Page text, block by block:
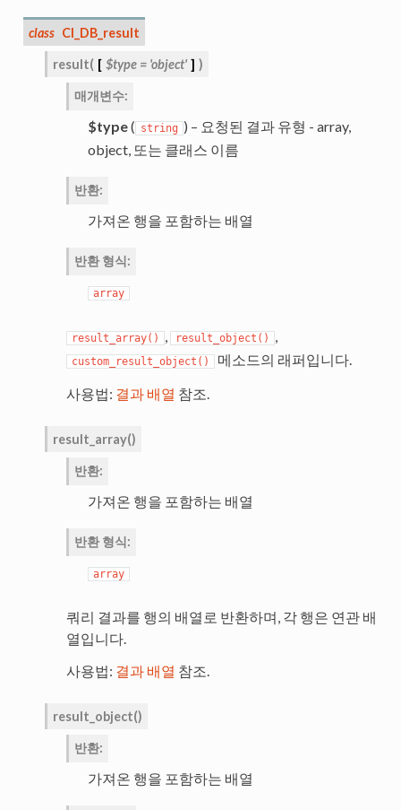
class CI_DB_result
result( [ $type = 'object' ] )
매개변수:
$type( string ) – 요청된 결과 유형 - array,
object, 또는 클래스 이름
반환:
가져온 행을 포함하는 배열
반환 형식:
array
result_array() , result_object() ,
custom_result_object() 메소드의 래퍼입니다.
사용법: 결과 배열 참조.
result_array()
반환:
가져온 행을 포함하는 배열
반환 형식:
array
쿼리 결과를 행의 배열로 반환하며, 각 행은 연관 배
열입니다.
사용법: 결과 배열 참조.
result_object()
반환:
가져온 행을 포함하는 배열